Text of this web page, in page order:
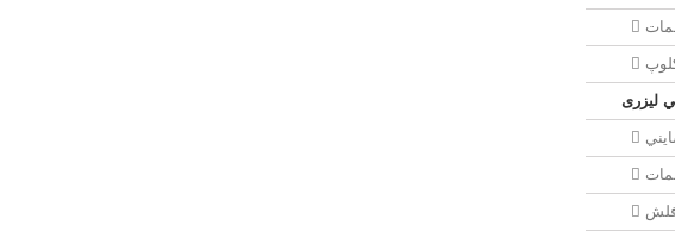
لیزری